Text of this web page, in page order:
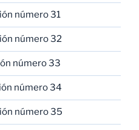
número 31
número 32
número 33
número 34
número 35